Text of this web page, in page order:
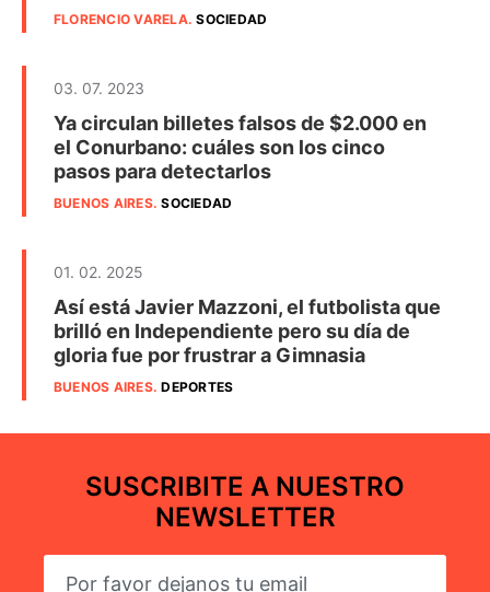
FLORENCIO VARELA.SOCIEDAD
03. 07. 2023
Ya circulan billetes falsos de $2.000 en
el Conurbano: cuáles son los cinco
pasos para detectarlos
BUENOS AIRES.SOCIEDAD
01. 02. 2025
Así está Javier Mazzoni, el futbolista que
brilló en Independiente pero su día de
gloria fue por frustrar a Gimnasia
BUENOS AIRES.DEPORTES
SUSCRIBITE A NUESTRO
NEWSLETTER